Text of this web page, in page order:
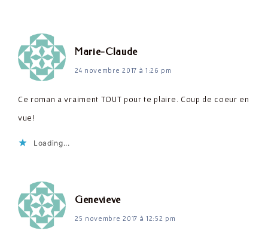
Marie-Claudedit :
24 novembre 2017 à 1:26 pm
Ce roman a vraiment TOUT pour te plaire. Coup de coeur en
vue!
Loading...
Genevievedit :
25 novembre 2017 à 12:52 pm